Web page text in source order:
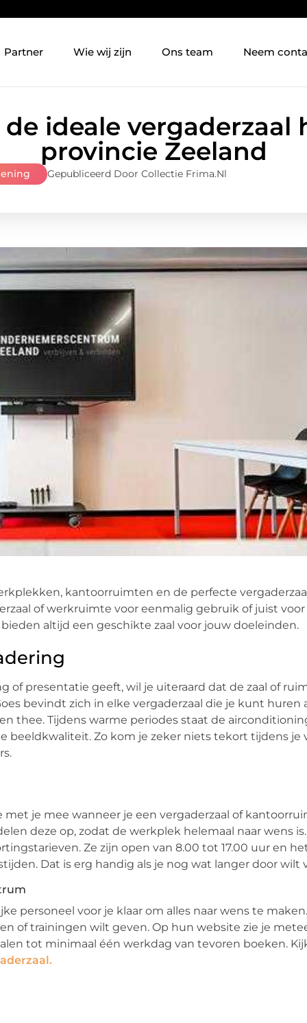
Partner Wie wij zijn Ons team Neem
ideale vergaderzaal
provincie Zeeland
Gepubliceerd Door Collectie Frima.nl
kantoorruimten en de perfecte
of werkruimte voor eenmalig gebruik of juist
altijd een geschikte zaal voor jouw doeleinden.
of presentatie geeft, wil je uiteraard dat de zaal of
bevindt zich in elke vergaderzaal die je kunt huren
thee. Tijdens warme periodes staat de
Zo kom je zeker niets tekort tijdens je
je mee wanneer je een vergaderzaal of
deze op, zodat de werkplek helemaal naar wens
Ze zijn open van 8.00 tot 17.00 uur en
Dat is erg handig als je nog wat langer door wilt
personeel voor je klaar om alles naar wens te
of trainingen wilt geven. Op hun website zie je
tot minimaal één werkdag van tevoren boeken.